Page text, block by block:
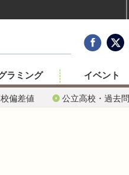
偏差値 公立高校・過去問
ラミング イベント